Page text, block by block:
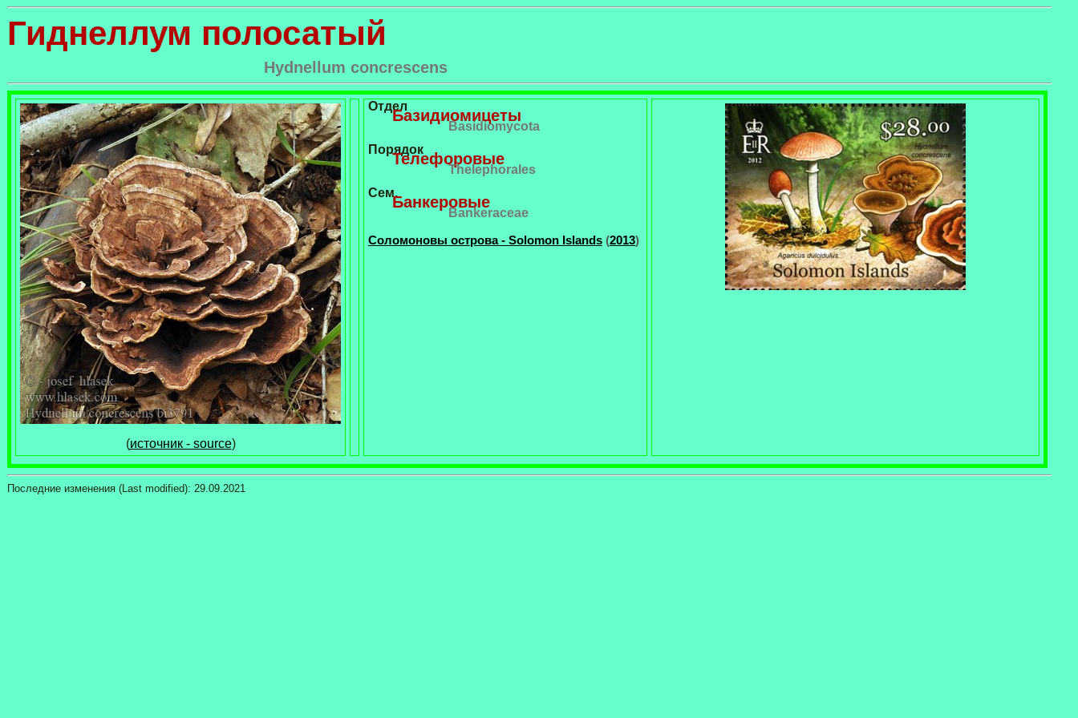
Гиднеллум полосатый
Hydnellum concrescens
(источник - source)
Отдел
Базидиомицеты
Basidiomycota
Порядок
Телефоровые
Thelephorales
Сем.
Банкеровые
Bankeraceae
Соломоновы острова - Solomon Islands (2013)
Последние изменения (Last modified): 29.09.2021